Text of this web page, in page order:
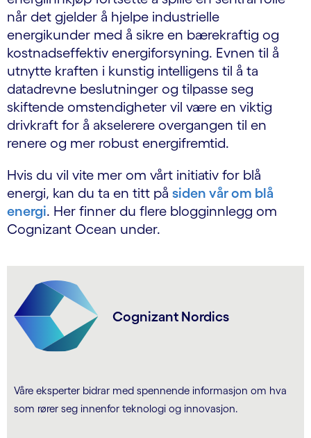
når det gjelder å hjelpe industrielle
energikunder med å sikre en bærekraftig og
kostnadseffektiv energiforsyning. Evnen til å
utnytte kraften i kunstig intelligens til å ta
datadrevne beslutninger og tilpasse seg
skiftende omstendigheter vil være en viktig
drivkraft for å akselerere overgangen til en
renere og mer robust energifremtid.
Hvis du vil vite mer om vårt initiativ for blå
energi, kan du ta en titt på siden vår om blå
energi. Her finner du flere blogginnlegg om
Cognizant Ocean under.
Cognizant Nordics
Våre eksperter bidrar med spennende informasjon om hva
som rører seg innenfor teknologi og innovasjon.